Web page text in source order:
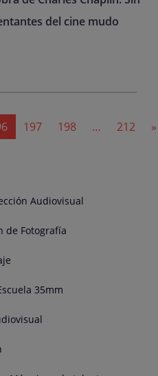
del cine mudo
197 198 … 212 »
Audiovisual
de Fotografía
35mm